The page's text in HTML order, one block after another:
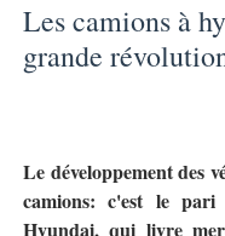
Les camions à
grande
Le développement des
camions: c'est le
Hyundai, qui livre